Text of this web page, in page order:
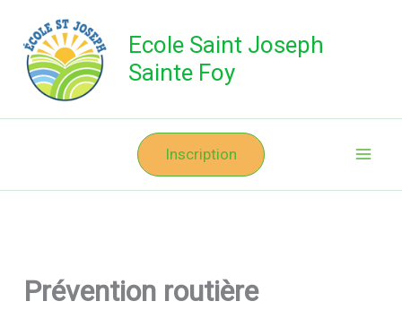
contenu
Ecole Saint Joseph
Sainte Foy
Inscription
Prévention routière